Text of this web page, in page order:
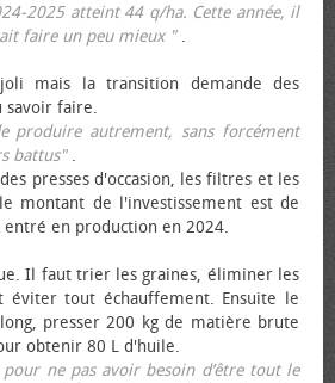
2025 atteint 44 q/ha. Cette année, il
faire un peu mieux ".
mais la transition demande des
savoir faire.
produire autrement, sans forcément
battus".
presses d'occasion, les filtres et les
montant de l'investissement est de
en production en 2024.
Il faut trier les graines, éliminer les
éviter tout échauffement. Ensuite le
presser 200 kg de matière brute
obtenir 80 L d'huile.
pour ne pas avoir besoin d’être tout le